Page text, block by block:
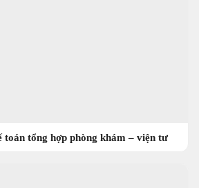
tổng hợp phòng khám – viện tư